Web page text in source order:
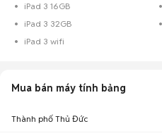
iPad 3 16GB
iPad 3 32GB
iPad 3 wifi
Mua bán máy tính bảng
Thành phố Thủ Đức